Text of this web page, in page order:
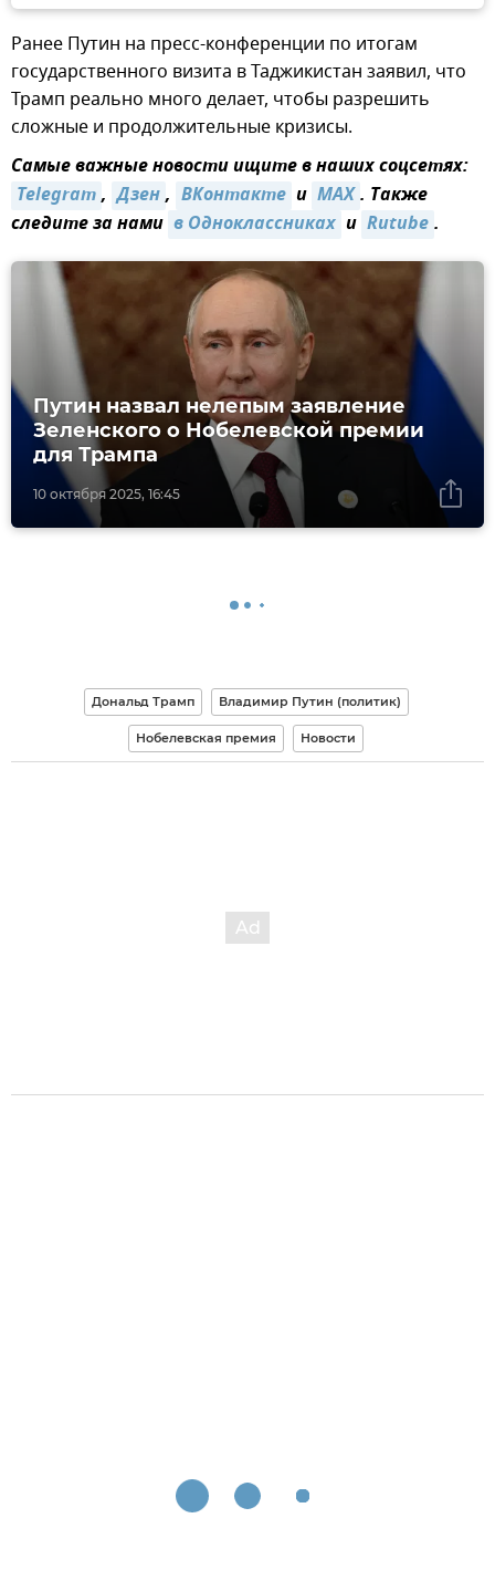
Ранее Путин на пресс-конференции по итогам
государственного визита в Таджикистан заявил, что
Трамп реально много делает, чтобы разрешить
сложные и продолжительные кризисы.
Самые важные новости ищите в наших соцсетях:
Telegram, Дзен, ВКонтакте и MAX. Также
следите за нами в Одноклассниках и Rutube.
10 октября 2025, 16:45
Путин назвал нелепым заявление
Зеленского о Нобелевской премии
для Трампа
Дональд Трамп Владимир Путин (политик)
Нобелевская премия Новости